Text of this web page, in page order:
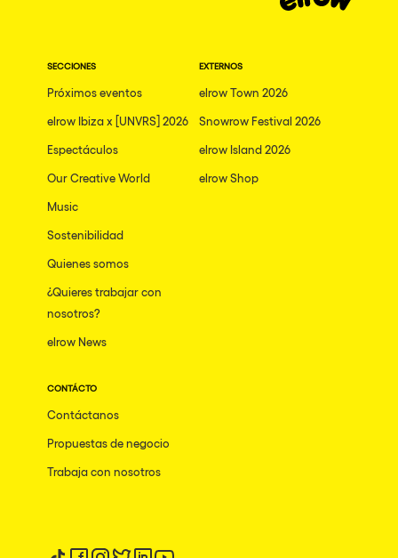
SECCIONES
Próximos eventos
elrow Ibiza x [UNVRS] 2026
Espectáculos
Our Creative World
Music
Sostenibilidad
Quienes somos
¿Quieres trabajar con
nosotros?
elrow News
EXTERNOS
elrow Town 2026
Snowrow Festival 2026
elrow Island 2026
elrow Shop
CONTÁCTO
Contáctanos
Propuestas de negocio
Trabaja con nosotros